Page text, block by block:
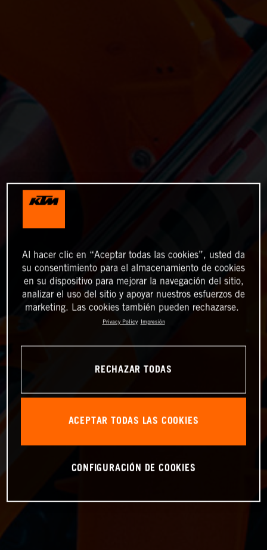
Al hacer clic en “Aceptar todas las cookies”, usted da
su consentimiento para el almacenamiento de cookies
en su dispositivo para mejorar la navegación del sitio,
analizar el uso del sitio y apoyar nuestros esfuerzos de
marketing. Las cookies también pueden rechazarse.
Privacy Policy Impresión
RECHAZAR TODAS
ACEPTAR TODAS LAS COOKIES
CONFIGURACIÓN DE COOKIES